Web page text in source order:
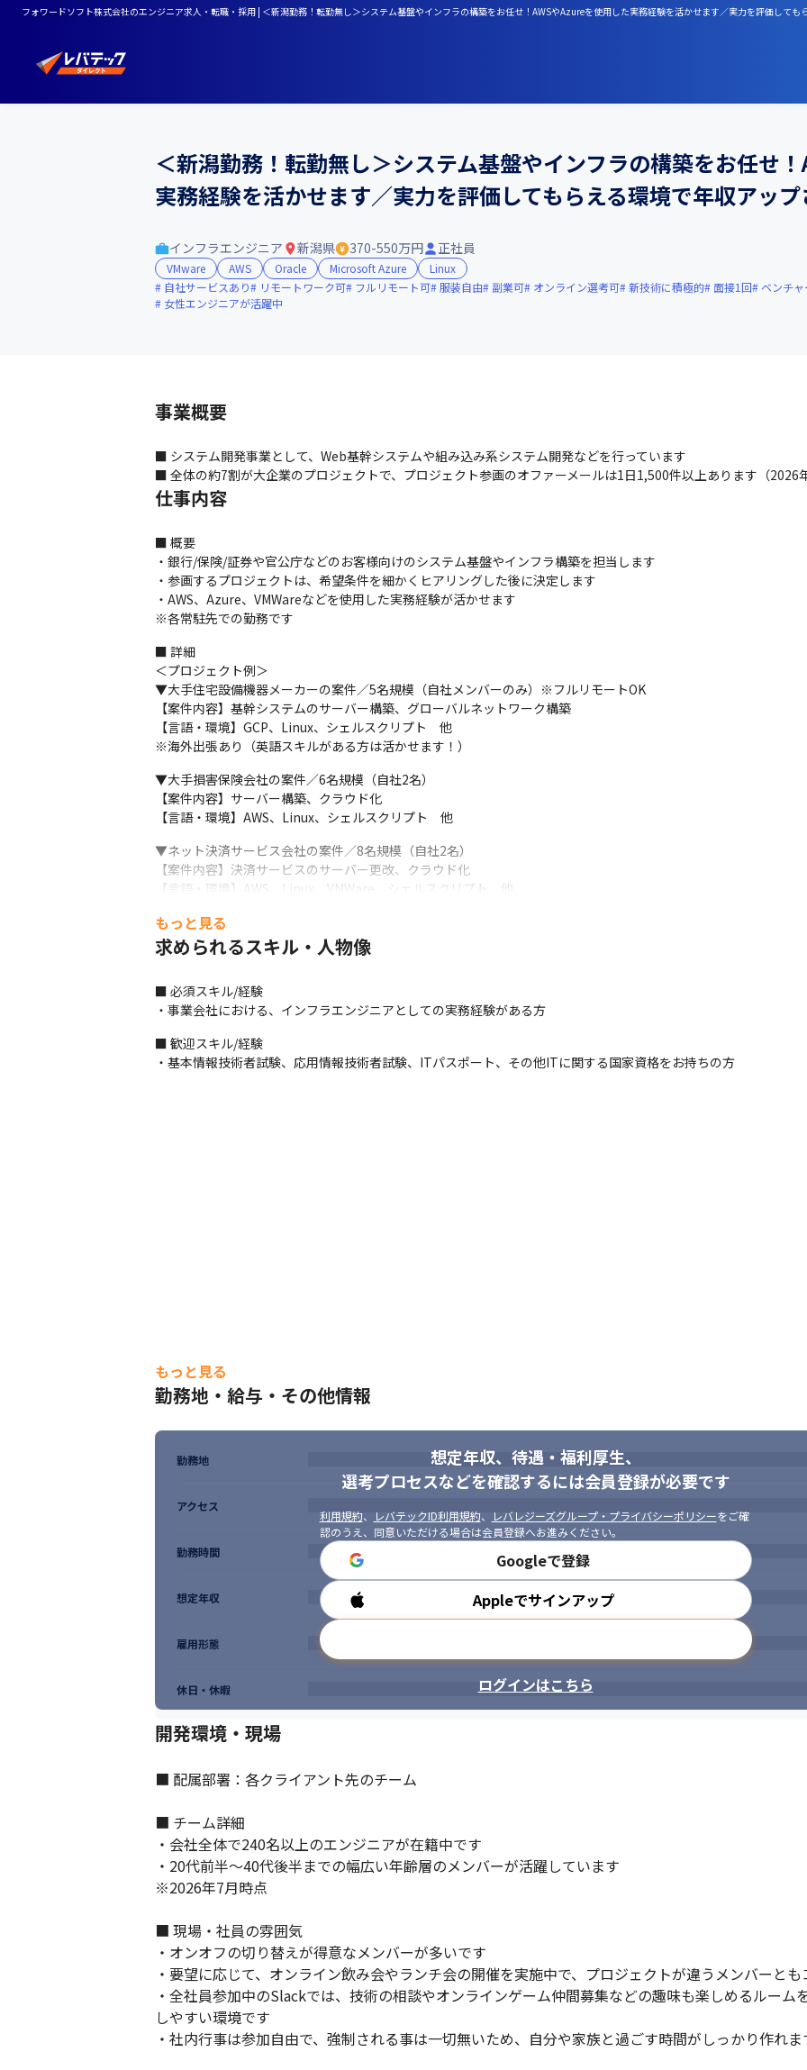
フォワードソフト株式会社のエンジニア求人・転職・採用 | ＜新潟勤務！転勤無し＞システム基盤やインフラの構築をお任せ！AWSやAzureを使用した実務経験を活かせます／実力を評価しても
＜新潟勤務！転勤無し＞システム基盤やインフラの構築をお任せ
実務経験を活かせます／実力を評価してもらえる環境で年収アッ
インフラエンジニア 新潟県 370-550万円 正社員
VMware AWS Oracle Microsoft Azure
Linux
自社サービスあり
リモートワーク可 フルリモート可 服装自由 副業可 オンライン選考可 新技術に積極的 面接1回 ベンチ
女性エンジニアが活躍中
事業概要
■ システム開発事業として、Web基幹システムや組み込み系システム開発などを行っています
■ 全体の約7割が大企業のプロジェクトで、プロジェクト参画のオファーメールは1日1,500件以上あります（2026
仕事内容
■ 概要
・銀行/保険/証券や官公庁などのお客様向けのシステム基盤やインフラ構築を担当します
・参画するプロジェクトは、希望条件を細かくヒアリングした後に決定します
・AWS、Azure、VMWareなどを使用した実務経験が活かせます
※各常駐先での勤務です
■ 詳細
＜プロジェクト例＞
▼大手住宅設備機器メーカーの案件／5名規模（自社メンバーのみ）※フルリモートOK
【案件内容】基幹システムのサーバー構築、グローバルネットワーク構築
【言語・環境】GCP、Linux、シェルスクリプト　他
※海外出張あり（英語スキルがある方は活かせます！）
▼大手損害保険会社の案件／6名規模（自社2名）
【案件内容】サーバー構築、クラウド化
【言語・環境】AWS、Linux、シェルスクリプト　他
▼ネット決済サービス会社の案件／8名規模（自社2名）
【案件内容】決済サービスのサーバー更改、クラウド化
【言語・環境】AWS、Linux、VMWare、シェルスクリプト　他
＜入社後の流れ＞
1.これまでの経験・スキルと今後のキャリアビジョンや希望を記入するスキルシートを作成します
2.スキルシートの内容をもとに、1人平均5～10案件程度ご紹介します
※参画する案件が決まらない場合、会社が勝手に決定したり無理なアサインをしたりせず、待機の状態で案件を探し
4.プロジェクトに参画後は、現場の中で業務をしながら覚えていくケースが多いです
＜体制＞
・各プロジェクトは、平均約15名（うち当社のメンバーは1～5名）体制です
もっと見る
求められるスキル・人物像
■ 必須スキル/経験
・事業会社における、インフラエンジニアとしての実務経験がある方
■ 歓迎スキル/経験
・基本情報技術者試験、応用情報技術者試験、ITパスポート、その他ITに関する国家資格をお持ちの方
もっと見る
勤務地・給与・その他情報
想定年収、待遇・福利厚生、
選考プロセスなどを確認するには会員登録が必要です
利用規約、 レバテックID利用規約、 レバレジーズグループ・プライバシーポリシーをご確
認のうえ、同意いただける場合は会員登録へお進みください。
Googleで登録
Appleでサインアップ
ログインはこちら
勤務地
アクセス
勤務時間
想定年収
雇用形態
休日・休暇
開発環境・現場
■ 配属部署：各クライアント先のチーム
■ チーム詳細
・会社全体で240名以上のエンジニアが在籍中です
・20代前半～40代後半までの幅広い年齢層のメンバーが活躍しています
※2026年7月時点
■ 現場・社員の雰囲気
・オンオフの切り替えが得意なメンバーが多いです
・要望に応じて、オンライン飲み会やランチ会の開催を実施中で、プロジェクトが違うメンバーと
・全社員参加中のSlackでは、技術の相談やオンラインゲーム仲間募集などの趣味も楽しめるルーム
しやすい環境です
・社内行事は参加自由で、強制される事は一切無いため、自分や家族と過ごす時間がしっかり作れま